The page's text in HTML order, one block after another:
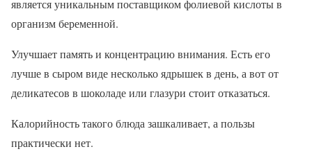
является уникальным поставщиком фолиевой кислоты в
организм беременной.
Улучшает память и концентрацию внимания. Есть его
лучше в сыром виде несколько ядрышек в день, а вот от
деликатесов в шоколаде или глазури стоит отказаться.
Калорийность такого блюда зашкаливает, а пользы
практически нет.